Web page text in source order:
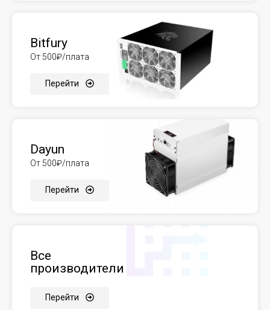
Bitfury
От 500₽/плата
Перейти
Dayun
От 500₽/плата
Перейти
Все
производители
Перейти